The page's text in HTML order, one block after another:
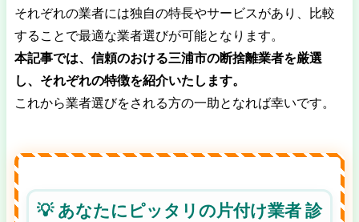
それぞれの業者には独自の特長やサービスがあり、比較
することで最適な業者選びが可能となります。
本記事では、信頼のおける三浦市の断捨離業者を厳選
し、それぞれの特徴を紹介いたします。
これから業者選びをされる方の一助となれば幸いです。
💡 あなたにピッタリの片付け業者 診